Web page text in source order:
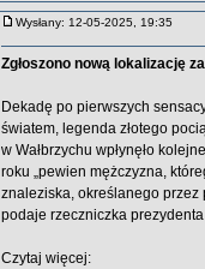
Wysłany: 12-05-2025, 19:35
Zgłoszono nową lokalizację
Dekadę po pierwszych
światem, legenda złotego
w Wałbrzychu wpłynęło
roku „pewien mężczyzna,
znaleziska, określanego przez
podaje rzeczniczka
Czytaj więcej: